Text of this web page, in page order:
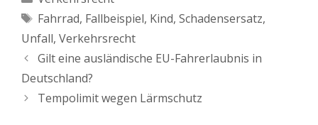
verkehrsrechtliche
Konsequenzen. Wie in
diesem Fall. Ein
Fahrradfahrer war mit
einer Geschwindigkeit
von rund 20 km/h auf
gesetzt zur Fahrtrichtung
Schlagwörter
Fahrrad, Fallbeispiel, Kind, Schadensersatz,
Unfall, Verkehrsrecht
Gilt eine ausländische EU-Fahrerlaubnis in
Deutschland?
Tempolimit wegen Lärmschutz